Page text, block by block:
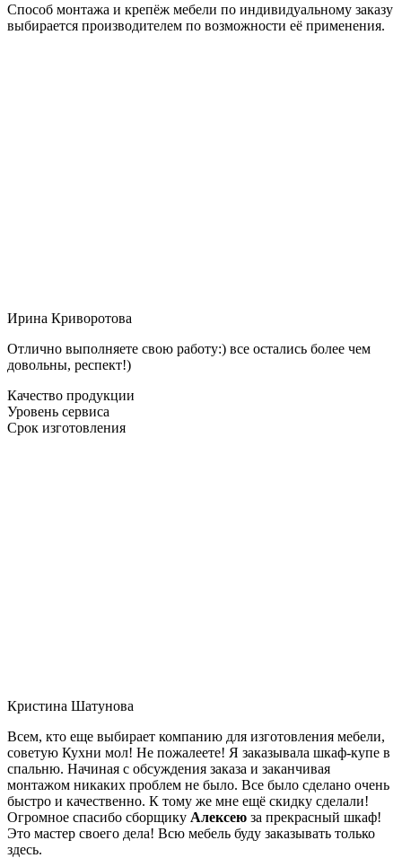
Способ монтажа и крепёж мебели по индивидуальному заказу
выбирается производителем по возможности её применения.
Ирина Криворотова
Отлично выполняете свою работу:) все остались более чем
довольны, респект!)
Качество продукции
Уровень сервиса
Срок изготовления
Кристина Шатунова
Всем, кто еще выбирает компанию для изготовления мебели,
советую Кухни мол! Не пожалеете! Я заказывала шкаф-купе в
спальню. Начиная с обсуждения заказа и заканчивая
монтажом никаких проблем не было. Все было сделано очень
быстро и качественно. К тому же мне ещё скидку сделали!
Огромное спасибо сборщику Алексею за прекрасный шкаф!
Это мастер своего дела! Всю мебель буду заказывать только
здесь.